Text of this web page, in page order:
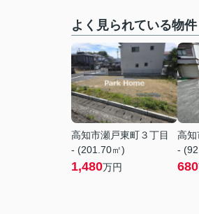
よく見られている物件
高知市瀬戸東町３丁目
- (201.70㎡)
1,480万円
高知
-
680